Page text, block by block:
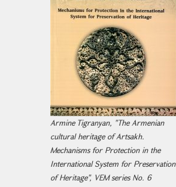
Armine Tigranyan, "The Armenian
cultural heritage of Artsakh.
Mechanisms for Protection in the
International System for Preservation
of Heritage", VEM series No. 6